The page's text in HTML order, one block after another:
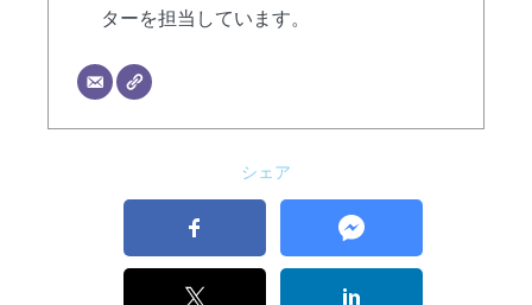
ターを担当しています。
シェア